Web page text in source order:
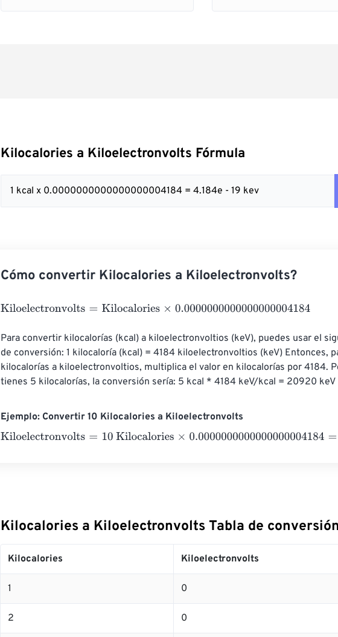
Kilocalories a Kiloelectronvolts Fórmula
1 kcal x 0.0000000000000000004184 = 4.184e - 19 kev
Cómo convertir Kilocalories a Kiloelectronvolts?
Kiloelectronvolts=Kilocalories×0.0000000000000000004184
Para convertir kilocalorías (kcal) a kiloelectronvoltios (keV), puedes usar el
de conversión: 1 kilocaloría (kcal) = 4184 kiloelectronvoltios (keV) Entonces,
kilocalorías a kiloelectronvoltios, multiplica el valor en kilocalorías por 4184.
tienes 5 kilocalorías, la conversión sería: 5 kcal * 4184 keV/kcal = 20920 keV
Ejemplo: Convertir 10 Kilocalories a Kiloelectronvolts
Kiloelectronvolts=10 Kilocalories×0.0000000000000000004184=0
Kilocalories a Kiloelectronvolts Tabla de conversión
Kilocalories Kiloelectronvolts
1 0
2 0